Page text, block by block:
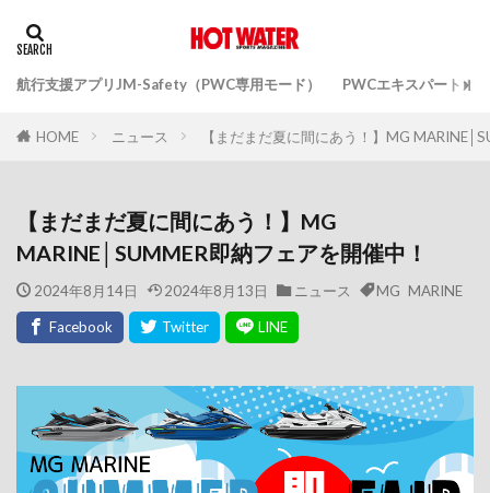
航行支援アプリJM-Safety（PWC専用モード） PWCエキスパートガ
HOME ニュース 【まだまだ夏に間にあう！】MG
【まだまだ夏に間にあう！】MG
MARINE│SUMMER即納フェアを開催中！
2024年8月14日 2024年8月13日 ニュース MG MARINE